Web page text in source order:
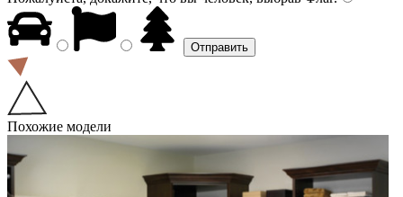
Похожие модели